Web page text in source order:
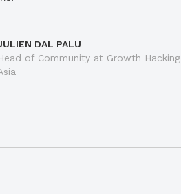
DAL PALU
of Community at Growth Hacking